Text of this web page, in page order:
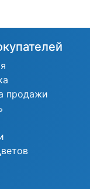
продажи